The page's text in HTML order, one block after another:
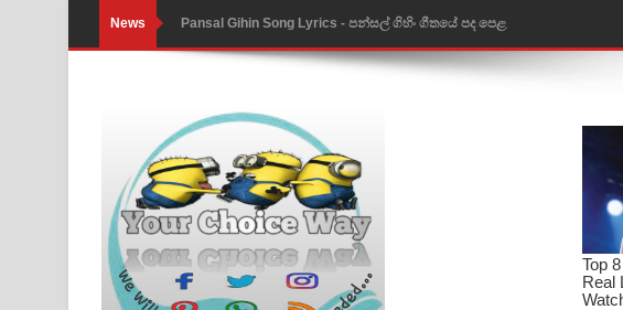
News Ankeliya Song Lyrics - අංකෙළිය ගීතයේ පද පෙළ
DEAR GOD Song Lyrics - ඩියර් ගෝඩ් ගීතයේ පද පෙළ
MANAMALA KATHA Song Lyrics - මනමාල කතා ගීතයේ පද පෙළ
Dai Dai Lyrics - Shakira, Burna Boy | 2026 football world cup song lyrics
Lassana Amma Song Lyrics - ලස්සන අම්මා ගීතයේ පද පෙළ
Gemak Deela Song Lyrics - ගේමක් දීලා ගීතයේ පද පෙළ
Niwuna Numba Hinda Song Lyrics - නිවුනා නුඹ හින්දා ගීතයේ පද පෙළ